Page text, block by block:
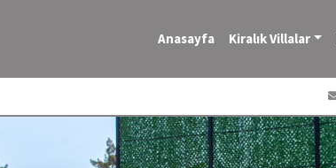
Anasayfa Kiralık Villalar